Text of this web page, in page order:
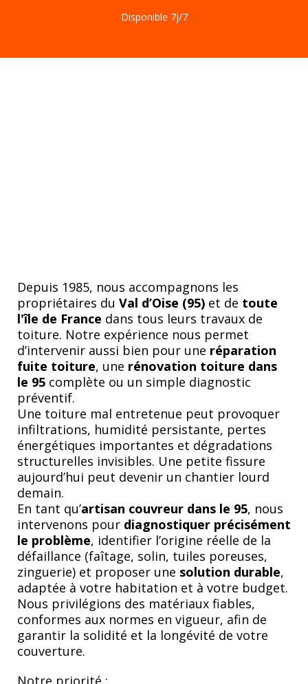
Disponible 7j/7
Depuis 1985, nous accompagnons les
propriétaires du Val d’Oise (95) et de toute
l'île de France dans tous leurs travaux de
toiture. Notre expérience nous permet
d’intervenir aussi bien pour une réparation
fuite toiture, une rénovation toiture dans
le 95 complète ou un simple diagnostic
préventif.
Une toiture mal entretenue peut provoquer
infiltrations, humidité persistante, pertes
énergétiques importantes et dégradations
structurelles invisibles. Une petite fissure
aujourd’hui peut devenir un chantier lourd
demain.
En tant qu’artisan couvreur dans le 95, nous
intervenons pour diagnostiquer précisément
le problème, identifier l’origine réelle de la
défaillance (faîtage, solin, tuiles poreuses,
zinguerie) et proposer une solution durable,
adaptée à votre habitation et à votre budget.
Nous privilégions des matériaux fiables,
conformes aux normes en vigueur, afin de
garantir la solidité et la longévité de votre
couverture.
Notre priorité :